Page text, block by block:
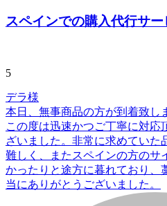
スペインでの購入代行サー
5
デラ様
本日、無事商品の方が到着致し
この度は迅速かつご丁寧に対応
ざいました。非常に求めていた
難しく、またスペインの方のサ
かったりと途方に暮れており、
当にありがとうございました。